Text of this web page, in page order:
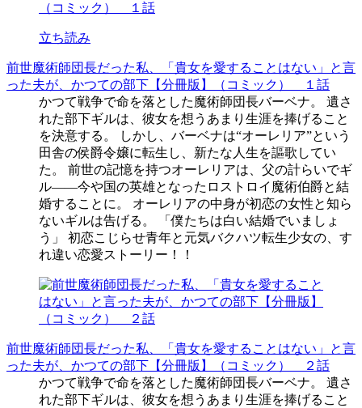
立ち読み
前世魔術師団長だった私、「貴女を愛することはない」と言
った夫が、かつての部下【分冊版】（コミック） １話
かつて戦争で命を落とした魔術師団長バーベナ。 遺さ
れた部下ギルは、彼女を想うあまり生涯を捧げること
を決意する。 しかし、バーベナは“オーレリア”という
田舎の侯爵令嬢に転生し、新たな人生を謳歌してい
た。 前世の記憶を持つオーレリアは、父の計らいでギ
ル――今や国の英雄となったロストロイ魔術伯爵と結
婚することに。 オーレリアの中身が初恋の女性と知ら
ないギルは告げる。 「僕たちは白い結婚でいましょ
う」 初恋こじらせ青年と元気バクハツ転生少女の、す
れ違い恋愛ストーリー！！
前世魔術師団長だった私、「貴女を愛することはない」と言
った夫が、かつての部下【分冊版】（コミック） ２話
かつて戦争で命を落とした魔術師団長バーベナ。 遺さ
れた部下ギルは、彼女を想うあまり生涯を捧げること